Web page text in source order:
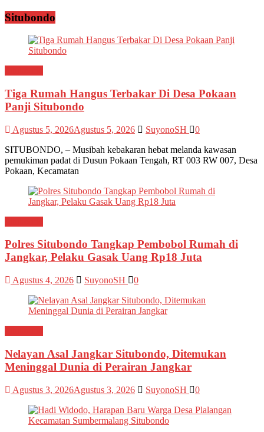
Situbondo
Tiga Rumah Hangus Terbakar Di Desa Pokaan
Panji Situbondo
Agustus 5, 2026Agustus 5, 2026 SuyonoSH
0
SITUBONDO, – Musibah kebakaran hebat melanda kawasan
pemukiman padat di Dusun Pokaan Tengah, RT 003 RW 007, Desa
Pokaan, Kecamatan
Polres Situbondo Tangkap Pembobol Rumah di
Jangkar, Pelaku Gasak Uang Rp18 Juta
Agustus 4, 2026 SuyonoSH 0
Nelayan Asal Jangkar Situbondo, Ditemukan
Meninggal Dunia di Perairan Jangkar
Agustus 3, 2026Agustus 3, 2026 SuyonoSH 0